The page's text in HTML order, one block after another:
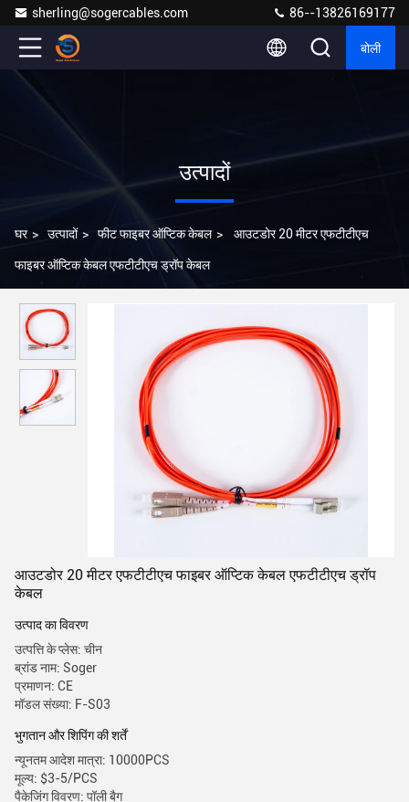
sherling@sogercables.com 86--13826169177
बोली
उत्पादों
घर > उत्पादों > फीट फाइबर ऑप्टिक केबल > आउटडोर 20 मीटर एफटीटीएच
फाइबर ऑप्टिक केबल एफटीटीएच ड्रॉप केबल
आउटडोर 20 मीटर एफटीटीएच फाइबर ऑप्टिक केबल एफटीटीएच ड्रॉप
केबल
उत्पाद का विवरण
उत्पत्ति के प्लेस: चीन
ब्रांड नाम: Soger
प्रमाणन: CE
मॉडल संख्या: F-S03
भुगतान और शिपिंग की शर्तें
न्यूनतम आदेश मात्रा: 10000PCS
मूल्य: $3-5/PCS
पैकेजिंग विवरण: पॉली बैग